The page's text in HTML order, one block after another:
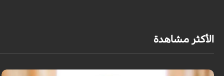
الأكثر مشاهدة